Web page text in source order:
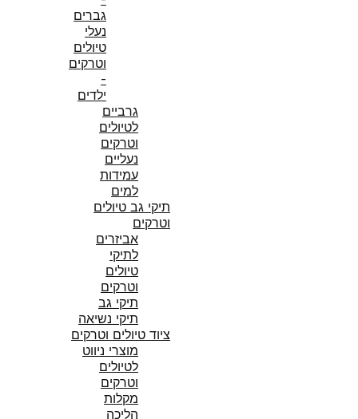
גברים
נעלי
טיולים
וטרקים
-
ילדים
גרביים
לטיולים
וטרקים
נעליים
עמידות
למים
תיקי גב טיולים
וטרקים
אביזרים
לתיקי
טיולים
וטרקים
תיקי גב
תיקי נשיאה
ציוד טיולים וטרקים
מוצרי ניווט
לטיולים
וטרקים
מקלות
הליכה